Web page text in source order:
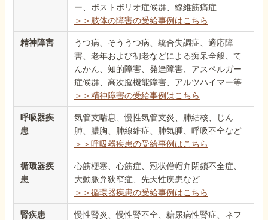
ー、ポストポリオ症候群、線維筋痛症
＞＞肢体の障害の受給事例はこちら
精神障害
うつ病、そううつ病、統合失調症、適応障
害、老年および初老などによる痴呆全般、て
んかん、知的障害、発達障害、アスペルガー
症候群、高次脳機能障害、アルツハイマー等
＞＞精神障害の受給事例はこちら
呼吸器疾
患
気管支喘息、慢性気管支炎、肺結核、じん
肺、膿胸、肺線維症、肺気腫、呼吸不全など
＞＞呼吸器疾患の受給事例はこちら
循環器疾
患
心筋梗塞、心筋症、冠状僧帽弁閉鎖不全症、
大動脈弁狭窄症、先天性疾患など
＞＞循環器疾患の受給事例はこちら
腎疾患
慢性腎炎、慢性腎不全、糖尿病性腎症、ネフ